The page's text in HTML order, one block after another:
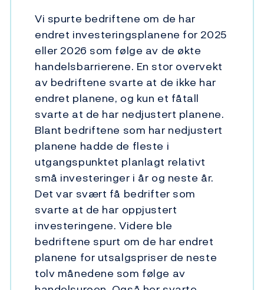
Vi spurte bedriftene om de har
endret investeringsplanene for 2025
eller 2026 som følge av de økte
handelsbarrierene. En stor overvekt
av bedriftene svarte at de ikke har
endret planene, og kun et fåtall
svarte at de har nedjustert planene.
Blant bedriftene som har nedjustert
planene hadde de fleste i
utgangspunktet planlagt relativt
små investeringer i år og neste år.
Det var svært få bedrifter som
svarte at de har oppjustert
investeringene. Videre ble
bedriftene spurt om de har endret
planene for utsalgspriser de neste
tolv månedene som følge av